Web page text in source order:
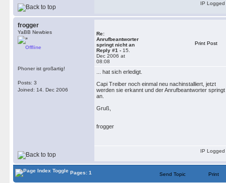
IP Logged
frogger
YaBB Newbies
Offline
Phoner ist großartig!
Posts: 3
Joined: 14. Dec 2006
Re:
Anrufbeantworter
springt nicht an
Reply #1 - 15.
Dec 2006 at
08:08
Print Post
... hat sich erledigt.
Capi Treiber noch einmal neu nachinstalliert, jetzt
werden sie erkannt und der Anrufbeantworter springt
an.
Gruß,
frogger
IP Logged
Pages: 1 Send Topic Print